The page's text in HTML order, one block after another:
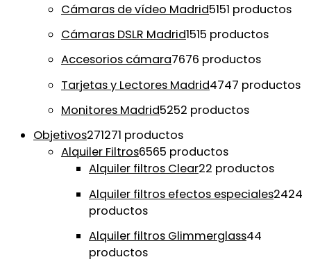
Cámaras de vídeo Madrid5151 productos
Cámaras DSLR Madrid1515 productos
Accesorios cámara7676 productos
Tarjetas y Lectores Madrid4747 productos
Monitores Madrid5252 productos
Objetivos271271 productos
Alquiler Filtros6565 productos
Alquiler filtros Clear22 productos
Alquiler filtros efectos especiales2424
productos
Alquiler filtros Glimmerglass44
productos